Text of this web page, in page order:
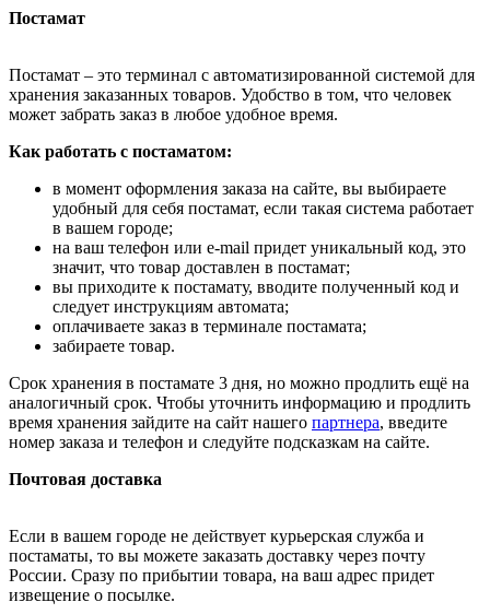
Постамат
Постамат – это терминал с автоматизированной системой для
хранения заказанных товаров. Удобство в том, что человек
может забрать заказ в любое удобное время.
Как работать с постаматом:
в момент оформления заказа на сайте, вы выбираете
удобный для себя постамат, если такая система работает
в вашем городе;
на ваш телефон или e-mail придет уникальный код, это
значит, что товар доставлен в постамат;
вы приходите к постамату, вводите полученный код и
следует инструкциям автомата;
оплачиваете заказ в терминале постамата;
забираете товар.
Срок хранения в постамате 3 дня, но можно продлить ещё на
аналогичный срок. Чтобы уточнить информацию и продлить
время хранения зайдите на сайт нашего партнера, введите
номер заказа и телефон и следуйте подсказкам на сайте.
Почтовая доставка
Если в вашем городе не действует курьерская служба и
постаматы, то вы можете заказать доставку через почту
России. Сразу по прибытии товара, на ваш адрес придет
извещение о посылке.